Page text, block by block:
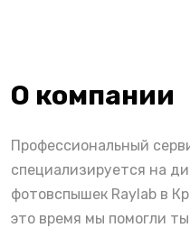
О компании
Профессиональный
специализируется на
фотовспышек Raylab в
это время мы помогли